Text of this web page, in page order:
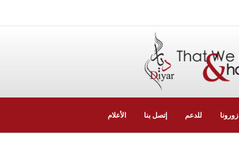
زورونا للدعم إتصل بنا الأعلام